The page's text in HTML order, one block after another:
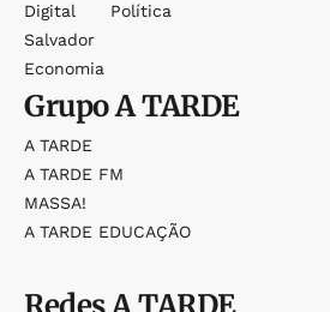
Digital
Salvador
Economia
Política
GrupoA TARDE
A TARDE
A TARDE FM
MASSA!
A TARDE EDUCAÇÃO